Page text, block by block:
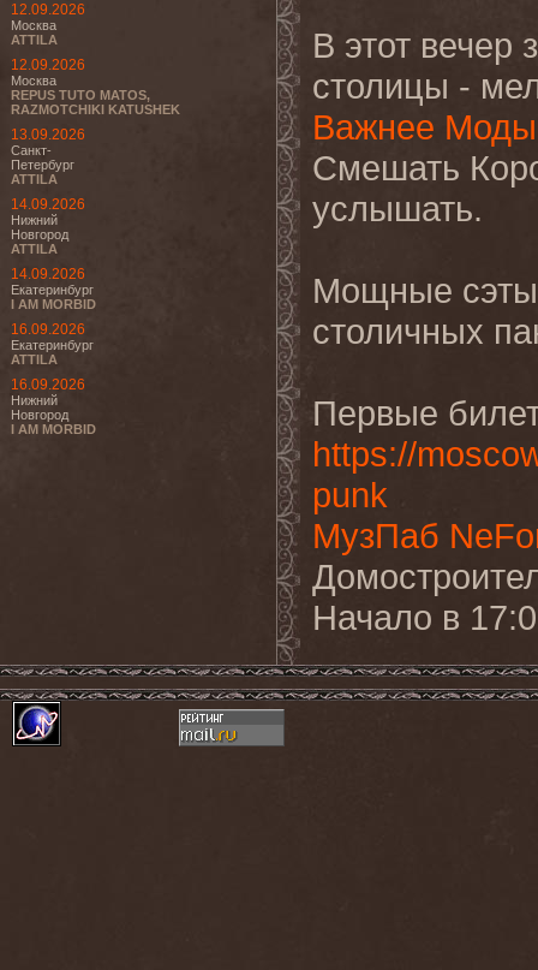
12.09.2026
Москва
ATTILA
12.09.2026
Москва
REPUS TUTO MATOS,
RAZMOTCHIKI KATUSHEK
13.09.2026
Санкт-
Петербург
ATTILA
14.09.2026
Нижний
Новгород
ATTILA
14.09.2026
Екатеринбург
I AM MORBID
16.09.2026
Екатеринбург
ATTILA
16.09.2026
Нижний
Новгород
I AM MORBID
В этот вечер
столицы -
Важнее Моды
Смешать
услышать.
Мощные сэты
столичных
Первые
https://
punk
МузПаб
Начало в